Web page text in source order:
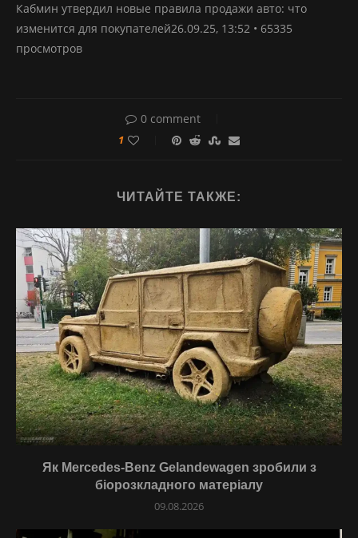
Кабмин утвердил новые правила продажи авто: что
изменится для покупателей26.09.25, 13:52 • 65335
просмотров
0 comment
1
ЧИТАЙТЕ ТАКЖЕ:
Як Mercedes-Benz Gelandewagen зробили з
біорозкладного матеріалу
09.08.2026